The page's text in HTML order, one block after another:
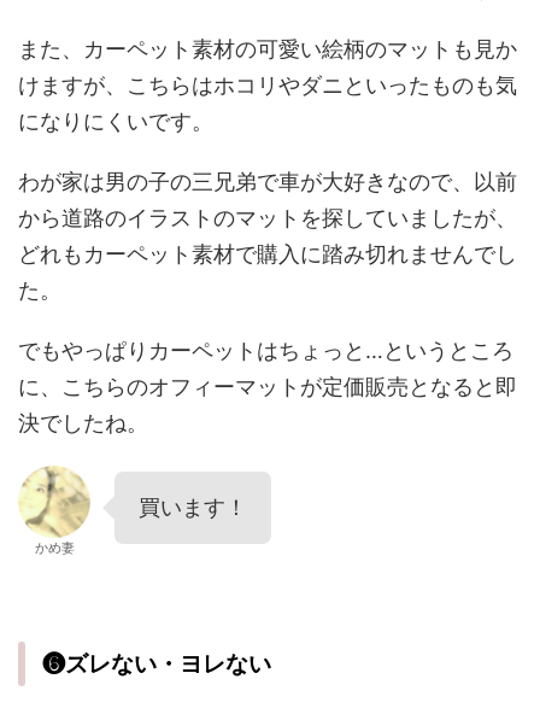
また、カーペット素材の可愛い絵柄のマットも見か
けますが、こちらはホコリやダニといったものも気
になりにくいです。
わが家は男の子の三兄弟で車が大好きなので、以前
から道路のイラストのマットを探していましたが、
どれもカーペット素材で購入に踏み切れませんでし
た。
でもやっぱりカーペットはちょっと…というところ
に、こちらのオフィーマットが定価販売となると即
決でしたね。
かめ妻
買います！
❻ズレない・ヨレない